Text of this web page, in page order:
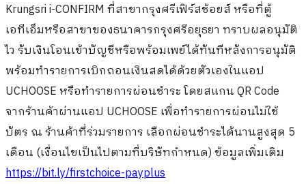
Krungsri i-CONFIRM ที่สาขากรุงศรีเฟิร์สช้อยส์ หรือที่ตู้
เอทีเอ็มหรือสาขาของธนาคารกรุงศรีอยุธยา ทราบผลอนุมัติ
ไว รับเงินโอนเข้าบัญชีหรือพร้อมเพย์ได้ทันทีหลังการอนุมัติ
พร้อมทำรายการเบิกถอนเงินสดได้ด้วยตัวเองในแอป
UCHOOSE หรือทำรายการผ่อนชำระ โดยสแกน QR Code
จากร้านค้าผ่านแอป UCHOOSE เพื่อทำรายการผ่อนไม่ใช้
บัตร ณ ร้านค้าที่ร่วมรายการ เลือกผ่อนชำระได้นานสูงสุด 5
เดือน (เงื่อนไขเป็นไปตามที่บริษัทกำหนด) ข้อมูลเพิ่มเติม
https://bit.ly/firstchoice-payplus